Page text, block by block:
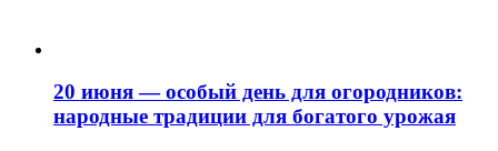
20 июня — особый день для огородников:
народные традиции для богатого урожая